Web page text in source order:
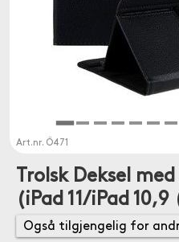
Art.nr. Ö471
Trolsk Deksel
(iPad 11/iPad